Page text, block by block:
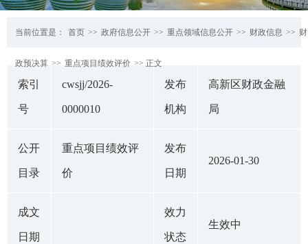
当前位置是： 首页 >> 政府信息公开 >> 重点领域信息公开 >> 财政信息 >> 财
政预决算 >> 重点项目绩效评价 >> 正文
索引
号
cwsjj/2026-
0000010
发布
机构
高新区财政金融
局
公开
目录
重点项目绩效评
价
发布
日期
2026-01-30
成文
日期
效力
状态
生效中